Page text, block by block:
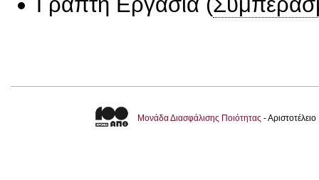
Μονάδα Διασφάλισης Ποιότητας -